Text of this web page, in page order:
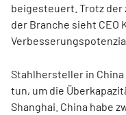
beigesteuert. Trotz
der Branche sieht CEO
Stahlhersteller in
tun, um die
Shanghai. China habe